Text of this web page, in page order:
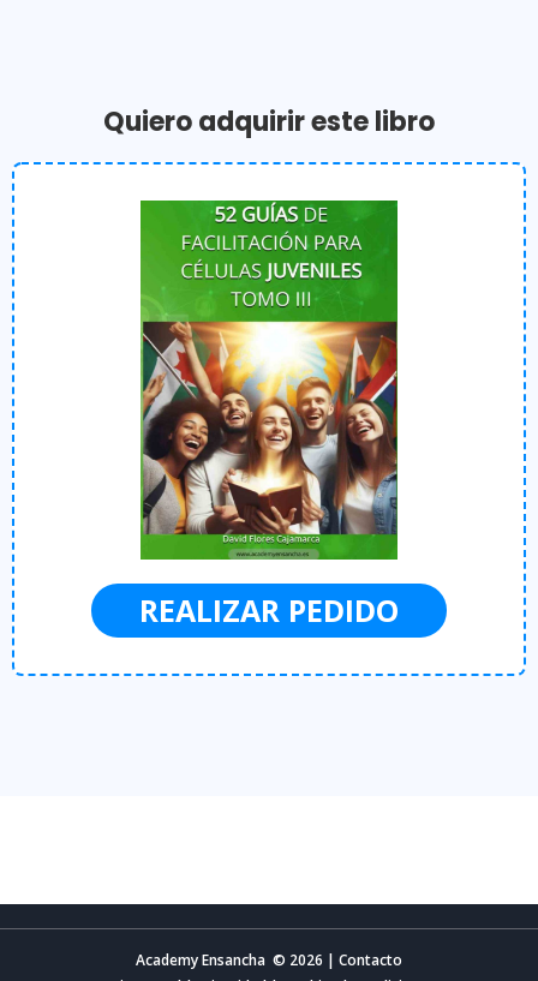
Quiero adquirir este libro
REALIZAR PEDIDO
Academy Ensancha © 2026 | Contacto